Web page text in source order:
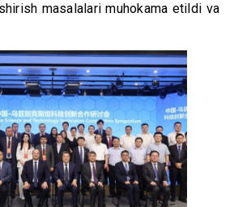
masalalari muhokama etildi va